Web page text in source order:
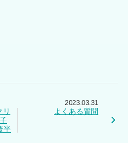
リ
半
2023.03.31
よくある質問